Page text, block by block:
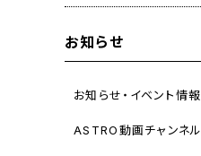
お知らせ
お知らせ・イベント情報
ASTRO動画チャンネル